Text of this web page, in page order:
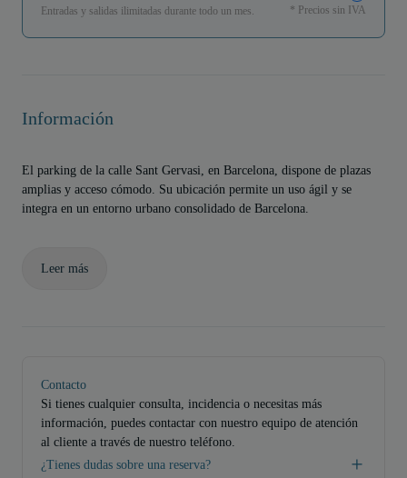
Entradas y salidas ilimitadas durante todo un mes. * Precios sin IVA
Información
El parking de la calle Sant Gervasi, en Barcelona, dispone de plazas
amplias y acceso cómodo. Su ubicación permite un uso ágil y se
integra en un entorno urbano consolidado de Barcelona.
Leer más
Contacto
Si tienes cualquier consulta, incidencia o necesitas más
información, puedes contactar con nuestro equipo de atención
al cliente a través de nuestro teléfono.
¿Tienes dudas sobre una reserva?